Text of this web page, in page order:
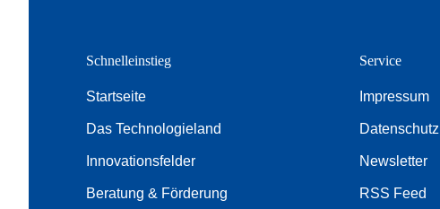
Schnelleinstieg
Startseite
Das Technologieland
Innovationsfelder
Beratung & Förderung
Service
Impressum
Datenschutz
Newsletter
RSS Feed